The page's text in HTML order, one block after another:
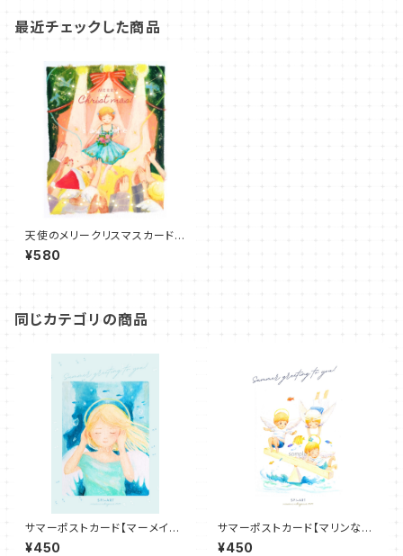
最近チェックした商品
天使のメリークリスマスカード
「パーフェクト」
¥580
同じカテゴリの商品
サマーポストカード【マーメイド
エンジェル】
¥450
サマーポストカード【マリンな天
使たち】
¥450